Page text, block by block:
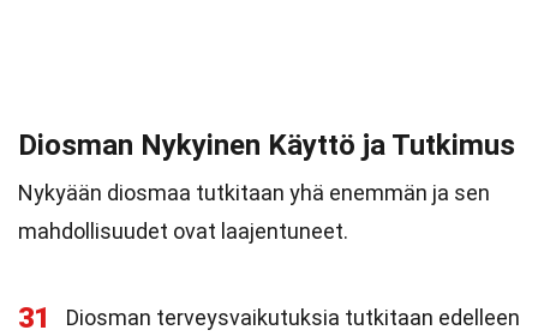
Diosman Nykyinen Käyttö ja Tutkimus
Nykyään diosmaa tutkitaan yhä enemmän ja sen
mahdollisuudet ovat laajentuneet.
31
Diosman terveysvaikutuksia tutkitaan edelleen